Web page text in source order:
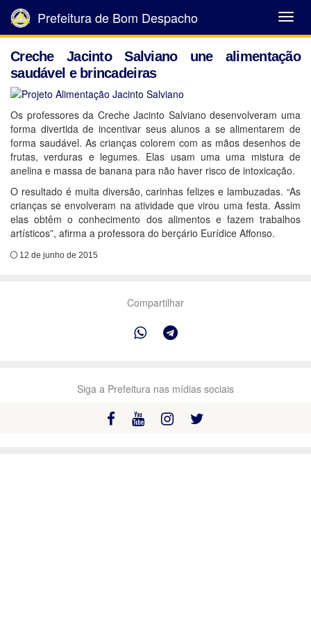
Abrir
Menu
Prefeitura de Bom Despacho
Creche Jacinto Salviano une alimentação
saudável e brincadeiras
Os professores da Creche Jacinto Salviano desenvolveram uma
forma divertida de incentivar seus alunos a se alimentarem de
forma saudável. As crianças colorem com as mãos desenhos de
frutas, verduras e legumes. Elas usam uma uma mistura de
anelina e massa de banana para não haver risco de intoxicação.
O resultado é muita diversão, carinhas felizes e lambuzadas. “As
crianças se envolveram na atividade que virou uma festa. Assim
elas obtêm o conhecimento dos alimentos e fazem trabalhos
artísticos”, afirma a professora do berçário Eurídice Affonso.
12 de junho de 2015
Compartilhar
Siga a Prefeitura nas mídias sociais